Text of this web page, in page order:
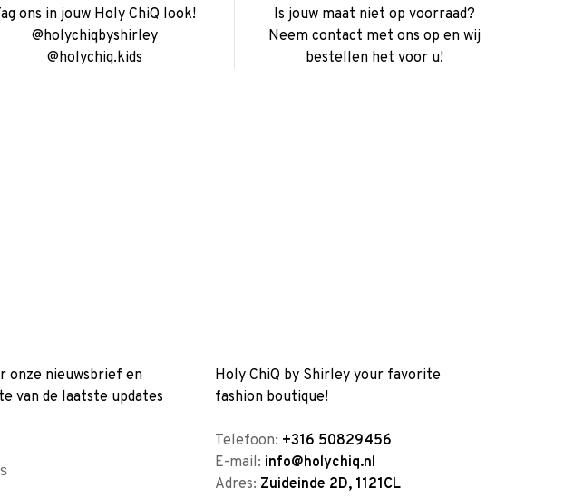
ons in jouw Holy ChiQ look!
@holychiqbyshirley
@holychiq.kids
Is jouw maat niet op voorraad?
Neem contact met ons op en wij
bestellen het voor u!
onze nieuwsbrief en
van de laatste updates
Holy ChiQ by Shirley your favorite
fashion boutique!
Telefoon: +316 50829456
E-mail: info@holychiq.nl
Adres: Zuideinde 2D, 1121CL